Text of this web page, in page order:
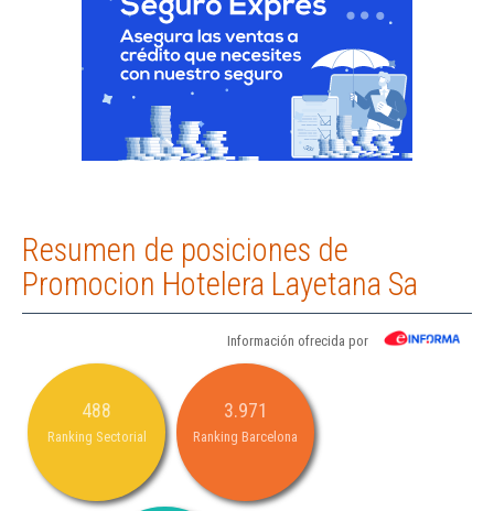
Resumen de posiciones de
Promocion Hotelera Layetana Sa
Información ofrecida por
488
Ranking Sectorial
3.971
Ranking Barcelona